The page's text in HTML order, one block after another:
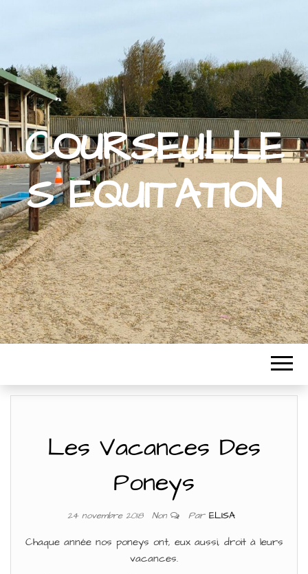
COURSEULLE
S EQUITATION
Les Vacances Des
Poneys
24 novembre 2018 Non Par ELISA
Chaque année nos poneys ont, eux aussi, droit à leurs
vacances.